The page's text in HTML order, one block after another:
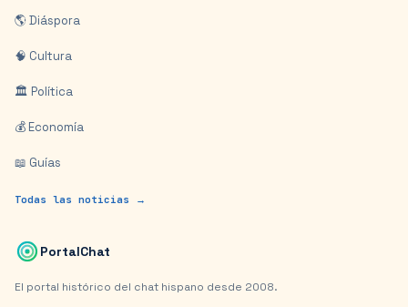
🌎 Diáspora
🧠 Cultura
🏛️ Política
💰 Economía
📖 Guías
Todas las noticias →
PortalChat
El portal histórico del chat hispano desde 2008.